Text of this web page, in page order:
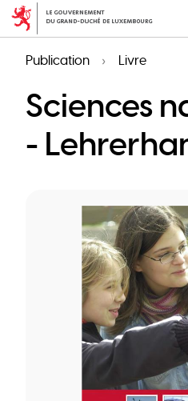
Aller
au
principal
Publication Livre
Sciences
-